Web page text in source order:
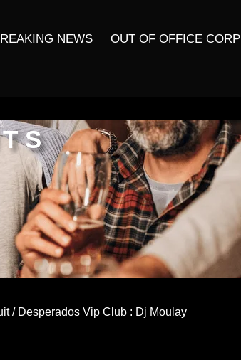
NEWS OUT OF OFFICE CORP
/ Desperados Vip Club : Dj Moulay